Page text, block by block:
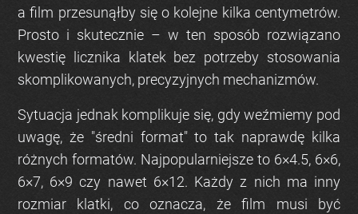
a film przesunąłby się o kolejne kilka centymetrów.
Prosto i skutecznie – w ten sposób rozwiązano
kwestię licznika klatek bez potrzeby stosowania
skomplikowanych, precyzyjnych mechanizmów.
Sytuacja jednak komplikuje się, gdy weźmiemy pod
uwagę, że "średni format" to tak naprawdę kilka
różnych formatów. Najpopularniejsze to 6×4.5, 6×6,
6×7, 6×9 czy nawet 6×12. Każdy z nich ma inny
rozmiar klatki, co oznacza, że film musi być